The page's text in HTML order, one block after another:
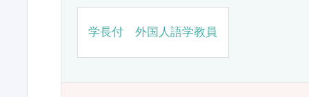
学長付 外国人語学教員